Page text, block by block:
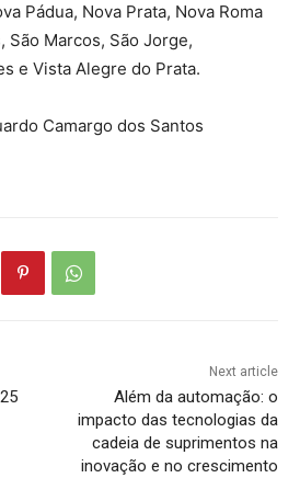
Pádua, Nova Prata, Nova Roma
São Marcos, São Jorge,
e Vista Alegre do Prata.
Camargo dos Santos
Next article
Além da automação: o
impacto das tecnologias da
cadeia de suprimentos na
inovação e no crescimento